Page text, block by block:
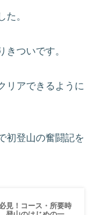
た。
ついです。
リアできるように
初登山の奮闘記を
見！コース・所要時